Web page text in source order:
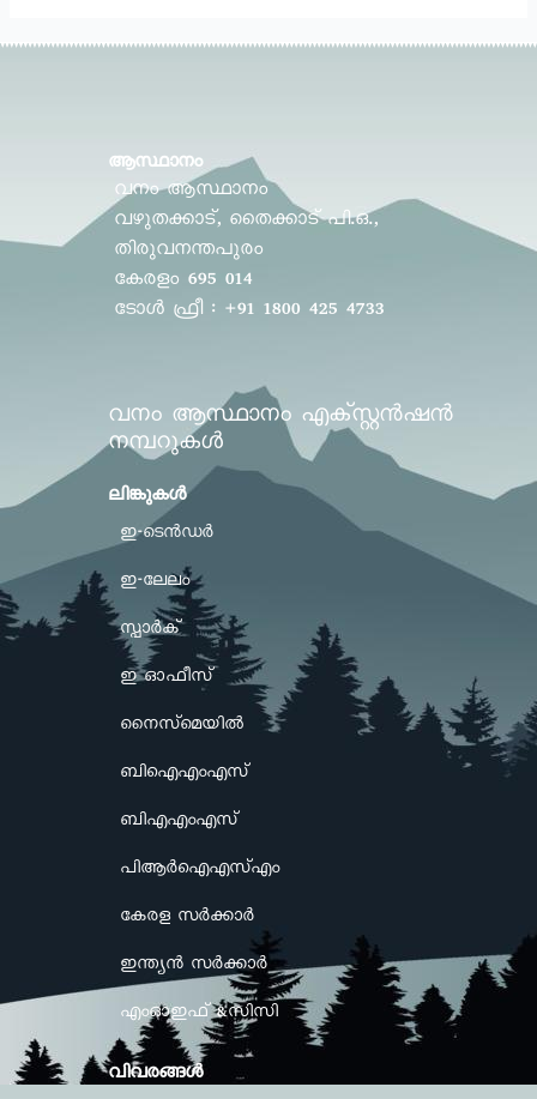
ആസ്ഥാനം
വനം ആസ്ഥാനം
വഴുതക്കാട്, തൈക്കാട് പി.ഒ.,
തിരുവനന്തപുരം
കേരളം 695 014
ടോൾ ഫ്രീ : +91 1800 425 4733
വനം ആസ്ഥാനം എക്സ്റ്റൻഷൻ
നമ്പറുകൾ
ലിങ്കുകള്‍
ഇ-ടെൻഡർ
ഇ-ലേലം
സ്പാർക്
ഇ ഓഫീസ്
നൈസ്മെയിൽ
ബിഐഎംഎസ്
ബിഎഎംഎസ്
പിആർഐഎസ്എം
കേരള സർക്കാർ
ഇന്ത്യൻ സർക്കാർ
എംഓഇഫ് &സിസി
വിവരങ്ങള്‍